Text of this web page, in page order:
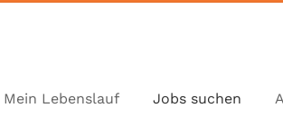
Mein Lebenslauf Jobs suchen